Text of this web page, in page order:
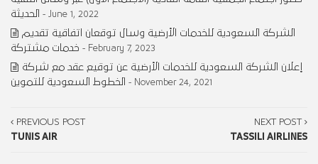
الحديثة
- June 1, 2022
الشركة السعودية للخدمات الأرضية وسال توقعان اتفاقية تقديم
خدمات مشتركة - February 7, 2023
إعلان الشركة السعودية للخدمات الأرضية عن توقيع عقد مع شركة
الخطوط السعودية للتموين
- November 24, 2021
PREVIOUS POST
TUNIS AIR
NEXT POST
TASSILI AIRLINES